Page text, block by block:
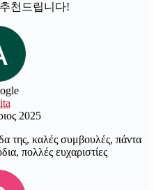
천드립니다!
2025
της, καλές συμβουλές, πάντα
πολλές ευχαριστίες